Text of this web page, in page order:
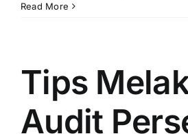
Read More
Tips
Audit